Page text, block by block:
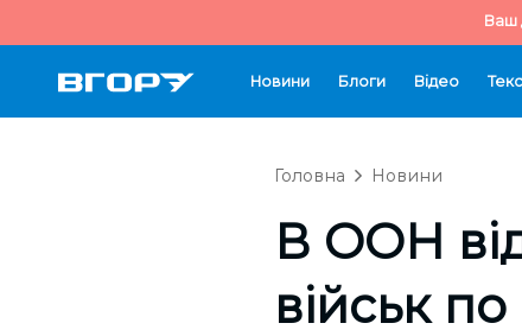
Ваш
Новини Блоги Відео
Головна Новини
В ООН
військ